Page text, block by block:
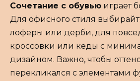
Сочетание с обувью играет
Для офисного стиля
лоферы или дерби, для
кроссовки или кеды с
дизайном. Важно, чтобы
перекликался с элементами